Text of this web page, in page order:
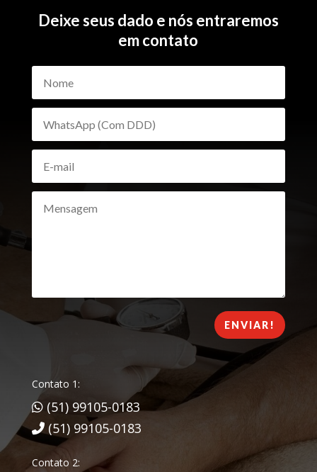
Deixe seus dado e nós entraremos
em contato
ENVIAR!
Contato 1:
(51) 99105-0183
(51) 99105-0183
Contato 2: